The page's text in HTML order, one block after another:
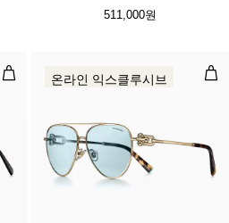
511,000원
선글라스, 페일 골드 컬러 메탈 선
온라인 익스클루시브